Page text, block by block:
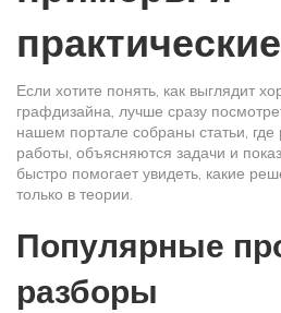
Если хотите понять, как выглядит
графдизайна, лучше сразу
нашем портале собраны статьи,
работы, объясняются задачи и
быстро помогает увидеть, какие
только в теории.
Популярные
разборы